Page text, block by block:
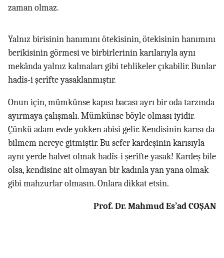
zaman olmaz.
Yalnız birisinin hanımını ötekisinin, ötekisinin hanımını
berikisinin görmesi ve birbirlerinin karılarıyla aynı
mekânda yalnız kalmaları gibi tehlikeler çıkabilir. Bunlar
hadîs-i şerîfte yasaklanmıştır.
Onun için, mümkünse kapısı bacası ayrı bir oda tarzında
ayırmaya çalışmalı. Mümkünse böyle olması iyidir.
Çünkü adam evde yokken abisi gelir. Kendisinin karısı da
bilmem nereye gitmiştir. Bu sefer kardeşinin karısıyla
aynı yerde halvet olmak hadîs-i şerîfte yasak! Kardeş bile
olsa, kendisine ait olmayan bir kadınla yan yana olmak
gibi mahzurlar olmasın. Onlara dikkat etsin.
Prof. Dr. Mahmud Es’ad COŞAN